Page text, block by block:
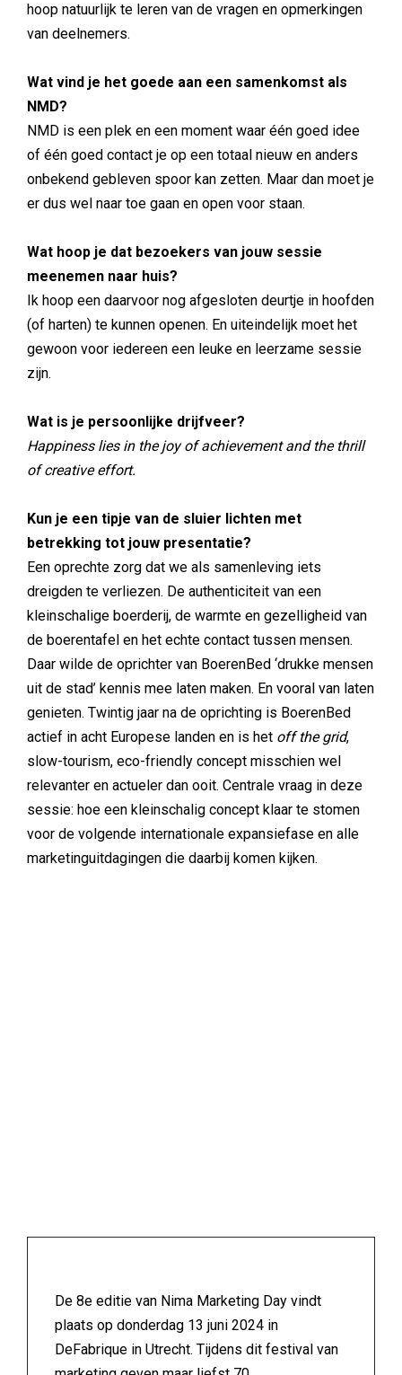
hoop natuurlijk te leren van de vragen en opmerkingen
van deelnemers.
Wat vind je het goede aan een samenkomst als
NMD?
NMD is een plek en een moment waar één goed idee
of één goed contact je op een totaal nieuw en anders
onbekend gebleven spoor kan zetten. Maar dan moet je
er dus wel naar toe gaan en open voor staan.
Wat hoop je dat bezoekers van jouw sessie
meenemen naar huis?
Ik hoop een daarvoor nog afgesloten deurtje in hoofden
(of harten) te kunnen openen. En uiteindelijk moet het
gewoon voor iedereen een leuke en leerzame sessie
zijn.
Wat is je persoonlijke drijfveer?
Happiness lies in the joy of achievement and the thrill
of creative effort.
Kun je een tipje van de sluier lichten met
betrekking tot jouw presentatie?
Een oprechte zorg dat we als samenleving iets
dreigden te verliezen. De authenticiteit van een
kleinschalige boerderij, de warmte en gezelligheid van
de boerentafel en het echte contact tussen mensen.
Daar wilde de oprichter van BoerenBed ‘drukke mensen
uit de stad’ kennis mee laten maken. En vooral van laten
genieten. Twintig jaar na de oprichting is BoerenBed
actief in acht Europese landen en is het off the grid,
slow-tourism, eco-friendly concept misschien wel
relevanter en actueler dan ooit. Centrale vraag in deze
sessie: hoe een kleinschalig concept klaar te stomen
voor de volgende internationale expansiefase en alle
marketinguitdagingen die daarbij komen kijken.
De 8e editie van Nima Marketing Day vindt
plaats op donderdag 13 juni 2024 in
DeFabrique in Utrecht. Tijdens dit festival van